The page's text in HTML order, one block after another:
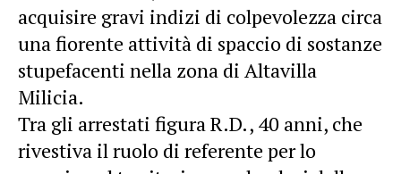
acquisire gravi indizi di colpevolezza circa
una fiorente attività di spaccio di sostanze
stupefacenti nella zona di Altavilla
Milicia.
Tra gli arrestati figura R.D., 40 anni, che
rivestiva il ruolo di referente per lo